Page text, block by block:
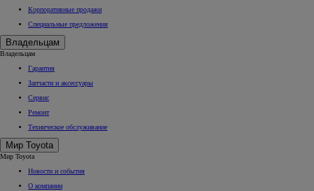
Корпоративные продажи
Специальные предложения
Владельцам
Владельцам
Гарантия
Запчасти и аксессуары
Сервис
Ремонт
Техническое обслуживание
Мир Toyota
Мир Toyota
Новости и события
О компании